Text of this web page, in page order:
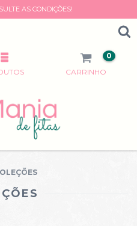
AS CONDIÇÕES!
CARRINHO
0